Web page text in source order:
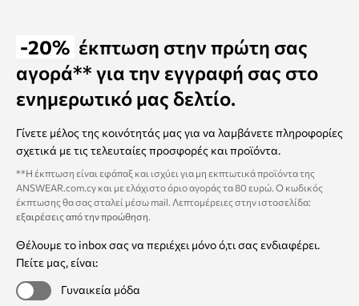
-20% έκπτωση στην πρώτη σας
αγορά** για την εγγραφή σας στο
ενημερωτικό μας δελτίο.
Γίνετε μέλος της κοινότητάς μας για να λαμβάνετε πληροφορίες
σχετικά με τις τελευταίες προσφορές και προϊόντα.
**Η έκπτωση είναι εφάπαξ και ισχύει για μη εκπτωτικά προϊόντα της
ANSWEAR.com.cy και με ελάχιστο όριο αγοράς τα 80 ευρώ. Ο κωδικός
έκπτωσης θα σας σταλεί μέσω mail. Λεπτομέρειες στην ιστοσελίδα:
εξαιρέσεις από την προώθηση.
Θέλουμε το inbox σας να περιέχει μόνο ό,τι σας ενδιαφέρει.
Πείτε μας, είναι:
Γυναικεία μόδα